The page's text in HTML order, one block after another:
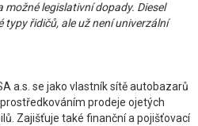
legislativní dopady. Diesel
řidičů, ale už není univerzální
a.s. se jako vlastník sítě autobazarů
prodeje ojetých
Zajišťuje také finanční a pojišťovací